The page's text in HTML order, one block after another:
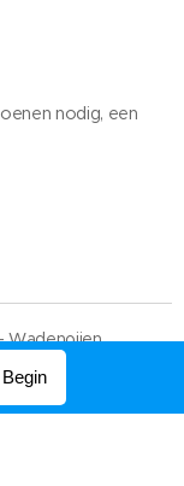
nodig, een
Wadenoijen
Begin